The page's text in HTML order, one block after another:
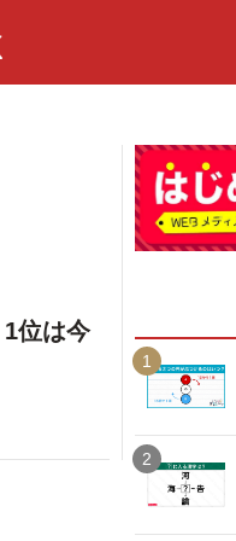
位は今
1
2